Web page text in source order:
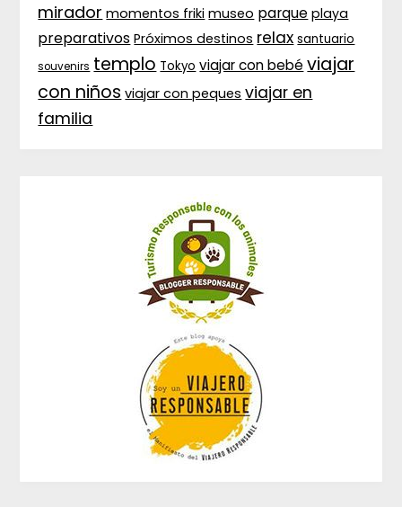
mirador momentos friki museo parque playa
preparativos Próximos destinos relax santuario
souvenirs templo Tokyo viajar con bebé viajar
con niños viajar con peques viajar en
familia